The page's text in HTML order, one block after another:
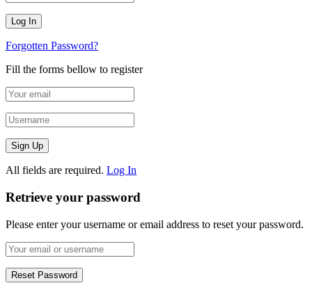
Forgotten Password?
Fill the forms bellow to register
All fields are required. Log In
Retrieve your password
Please enter your username or email address to reset your password.